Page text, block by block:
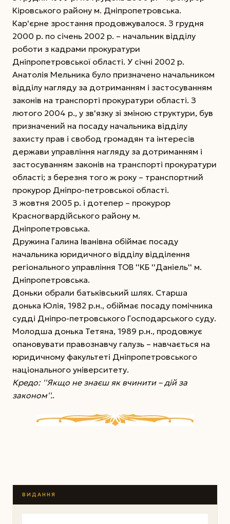
Кіровського району м. Дніпропетровська.
Кар'єрне зростання продовжувалося. З грудня
2000 р. по січень 2002 р. – начальник відділу
роботи з кадрами прокуратури
Дніпропетровської області. У січні 2002 р.
Анатолія Мельника було призначено начальником
відділу нагляду за дотриманням і застосуванням
законів на транспорті прокуратури області. З
лютого 2004 р., у зв'язку зі зміною структури, був
призначений на посаду начальника відділу
захисту прав і свобод громадян та інтересів
держави управління нагляду за дотриманням і
застосуванням законів на транспорті прокуратури
області; з березня того ж року – транспортний
прокурор Дніпро-петровської області.
З жовтня 2005 р. і дотепер – прокурор
Красногвардійського району м.
Дніпропетровська.
Дружина Галина Іванівна обіймає посаду
начальника юридичного відділу відділення
регіонального управління ТОВ ''КБ ''Даніель'' м.
Дніпропетровська.
Доньки обрали батьківський шлях. Старша
донька Юлія, 1982 р.н., обіймає посаду помічника
судді Дніпро-петровського Господарського суду.
Молодша донька Тетяна, 1989 р.н., продовжує
опановувати правознавчу галузь – навчається на
юридичному факультеті Дніпропетровського
національного університету.
Кредо: ''Якщо не знаєш як вчинити – дій за
законом''..
ВИДАННЯ